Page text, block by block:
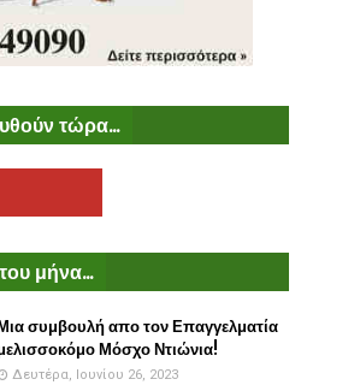
τώρα...
μήνα...
συμβουλή απο τον Επαγγελματία
Μόσχο Ντιώνια!
Δευτέρα, Ιουνίου 26, 2023